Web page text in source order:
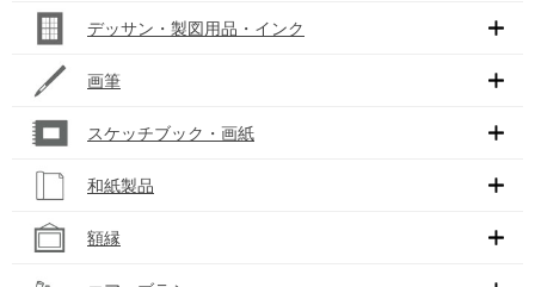
デッサン・製図用品・インク
画筆
スケッチブック・画紙
和紙製品
額縁